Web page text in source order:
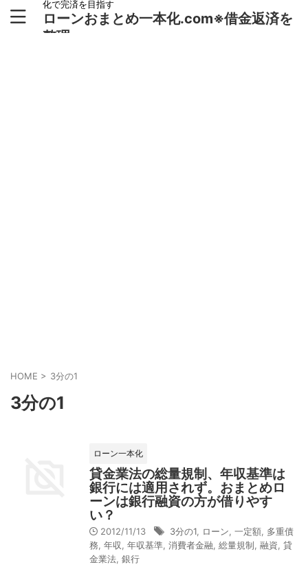
化で完済を目指す
ローンおまとめ一本化.com※借金返済を
整理
HOME > 3分の1
3分の1
ローン一本化
貸金業法の総量規制、年収基準は
銀行には適用されず。おまとめロ
ーンは銀行融資の方が借りやす
い？
2012/11/13 3分の1 ローン 一定額 多重債
務 年収 年収基準 消費者金融 総量規制 融資 貸
金業法 銀行